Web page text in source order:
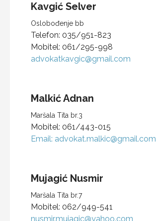
Kavgić Selver
Oslobođenje bb
Telefon: 035/951-823
Mobitel: 061/295-998
advokatkavgic@gmail.com
MalkićAdnan
Maršala Tita br.3
Mobitel: 061/443-015
Email: advokat.malkic@gmail.com
Mujagić Nusmir
Maršala Tita br.7
Mobitel: 062/949-541
nusmir.mujagic@yahoo.com